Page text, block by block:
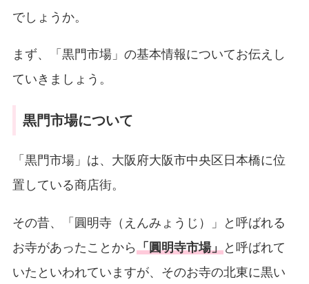
でしょうか。
まず、「黒門市場」の基本情報についてお伝えし
ていきましょう。
黒門市場について
「黒門市場」は、大阪府大阪市中央区日本橋に位
置している商店街。
その昔、「圓明寺（えんみょうじ）」と呼ばれる
お寺があったことから「圓明寺市場」と呼ばれて
いたといわれていますが、そのお寺の北東に黒い